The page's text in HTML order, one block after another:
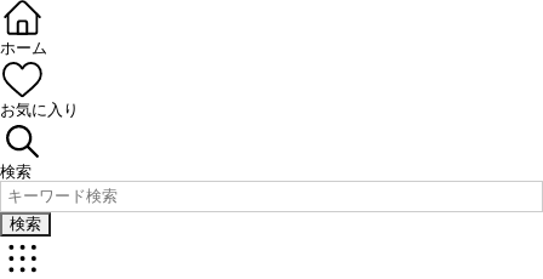
ホーム
お気に入り
検索
検索